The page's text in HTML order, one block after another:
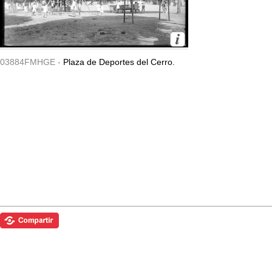
03884FMHGE - Plaza de Deportes del Cerro.